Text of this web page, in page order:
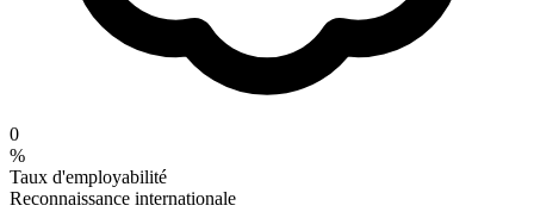
0
%
Taux d'employabilité
Reconnaissance internationale